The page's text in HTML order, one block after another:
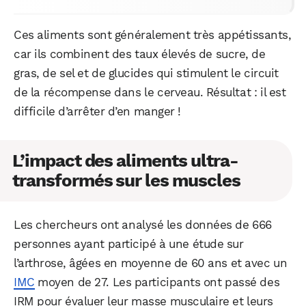
Ces aliments sont généralement très appétissants,
car ils combinent des taux élevés de sucre, de
gras, de sel et de glucides qui stimulent le circuit
de la récompense dans le cerveau. Résultat : il est
difficile d’arrêter d’en manger !
L’impact des aliments ultra-
transformés sur les muscles
Les chercheurs ont analysé les données de 666
personnes ayant participé à une étude sur
l’arthrose, âgées en moyenne de 60 ans et avec un
IMC moyen de 27. Les participants ont passé des
IRM pour évaluer leur masse musculaire et leurs